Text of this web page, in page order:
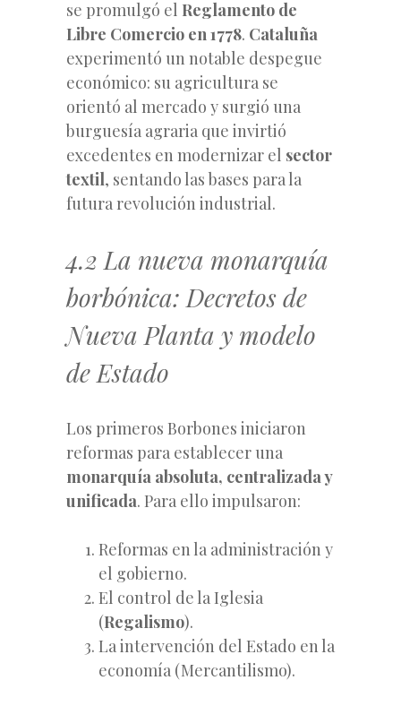
se promulgó el Reglamento de
Libre Comercio en 1778. Cataluña
experimentó un notable despegue
económico: su agricultura se
orientó al mercado y surgió una
burguesía agraria que invirtió
excedentes en modernizar el sector
textil, sentando las bases para la
futura revolución industrial.
4.2 La nueva monarquía
borbónica: Decretos de
Nueva Planta y modelo
de Estado
Los primeros Borbones iniciaron
reformas para establecer una
monarquía absoluta, centralizada y
unificada. Para ello impulsaron:
Reformas en la administración y
el gobierno.
El control de la Iglesia
(Regalismo).
La intervención del Estado en la
economía (Mercantilismo).